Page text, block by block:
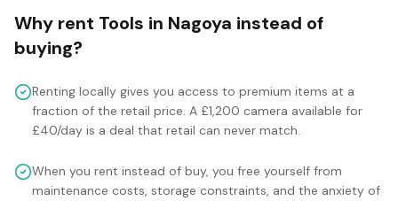
Why rent Tools in Nagoya instead of
buying?
Renting locally gives you access to premium items at a
fraction of the retail price. A £1,200 camera available for
£40/day is a deal that retail can never match.
When you rent instead of buy, you free yourself from
maintenance costs, storage constraints, and the anxiety of